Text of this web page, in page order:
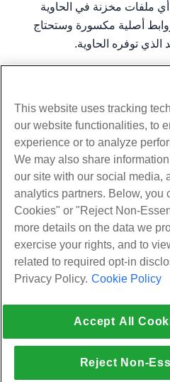
أي ملفات مخزنة في الحاوية
أصلية مكسورة وستحتاج
This website uses tracking
our website functionalities, to
experience or to analyze
We may also share
our site with our social media,
analytics partners. Below, you
Cookies" or "Reject Non-
more details on the data we
exercise your rights, and to
related to required opt-in
Privacy Policy. Cookie Policy
Accept All
Reject Non-